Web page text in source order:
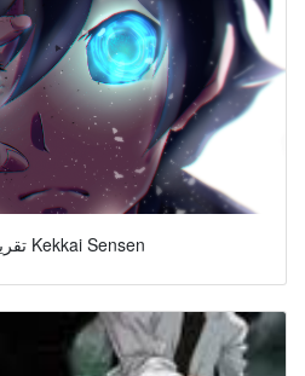
تقرير عن انمي Kekkai Sensen